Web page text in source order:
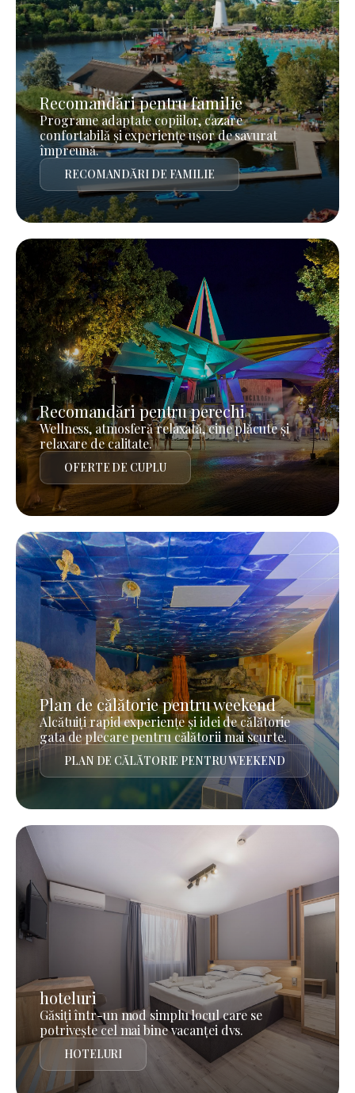
Recomandări pentru familie
Programe adaptate copiilor, cazare
confortabilă și experiențe ușor de savurat
împreună.
RECOMANDĂRI DE FAMILIE
Recomandări pentru perechi
Wellness, atmosferă relaxată, cine plăcute și
relaxare de calitate.
OFERTE DE CUPLU
Plan de călătorie pentru weekend
Alcătuiți rapid experiențe și idei de călătorie
gata de plecare pentru călătorii mai scurte.
PLAN DE CĂLĂTORIE PENTRU WEEKEND
hoteluri
Găsiți într-un mod simplu locul care se
potrivește cel mai bine vacanței dvs.
HOTELURI